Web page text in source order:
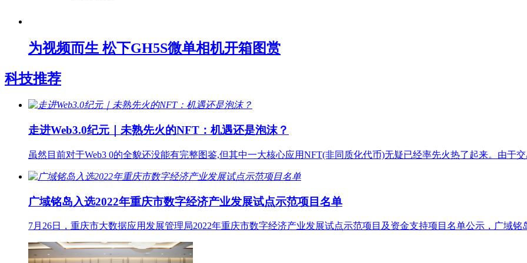
为视频而生 松下GH5S微单相机开箱图赏
科技推荐
走进Web3.0纪元｜未熟先火的NFT：机遇还是泡沫？
虽然目前对于Web3 0的全貌还没能有完整图鉴,但其中一大核心应用NFT(非同质化代币)无疑已经率先火热了起来。由于
广域铭岛入选2022年重庆市数字经济产业发展试点示范项目名单
7月26日，重庆市大数据应用发展管理局2022年重庆市数字经济产业发展试点示范项目及资金支持项目名单公示，广域